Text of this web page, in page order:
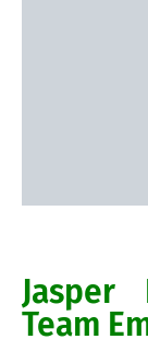
Jasper
Team